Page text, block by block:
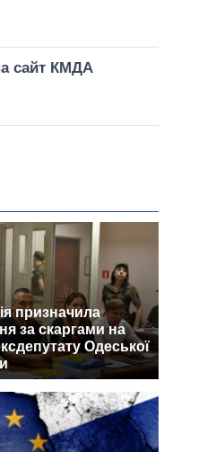
сайт КМДА
призначила
за скаргами на
Одеської